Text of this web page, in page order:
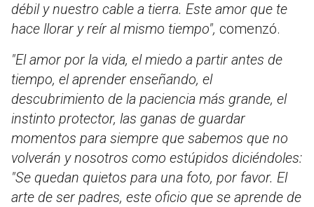
débil y nuestro cable a tierra. Este amor que te
hace llorar y reír al mismo tiempo", comenzó.
"El amor por la vida, el miedo a partir antes de
tiempo, el aprender enseñando, el
descubrimiento de la paciencia más grande, el
instinto protector, las ganas de guardar
momentos para siempre que sabemos que no
volverán y nosotros como estúpidos diciéndoles:
"Se quedan quietos para una foto, por favor. El
arte de ser padres, este oficio que se aprende de